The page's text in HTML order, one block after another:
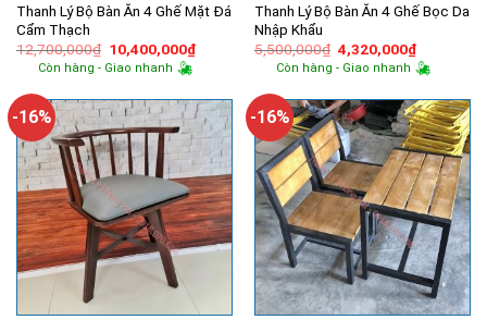
Thanh Lý Bộ Bàn Ăn 4 Ghế Mặt Đá
Cẩm Thạch
12,700,000₫ Giá
gốc
là:
10,400,000₫Giá
hiện
10,400,000₫.
Còn hàng - Giao nhanh
Thanh Lý Bộ Bàn Ăn 4 Ghế Bọc Da
Nhập Khẩu
5,500,000₫ Giá
gốc
là:
4,320,000₫Giá
hiện
tại
Còn hàng - Giao nhanh
-16% -16%